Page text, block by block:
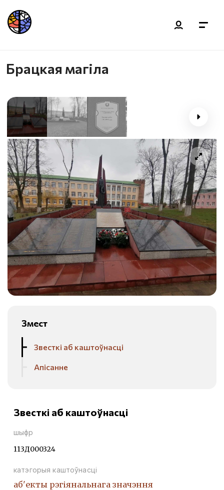
Брацкая магіла
Змест
Звесткі аб каштоўнасці
Апісанне
Звесткі аб каштоўнасці
шыфр
113Д000324
катэгорыя каштоўнасці
аб'екты рэгіянальнага значэння